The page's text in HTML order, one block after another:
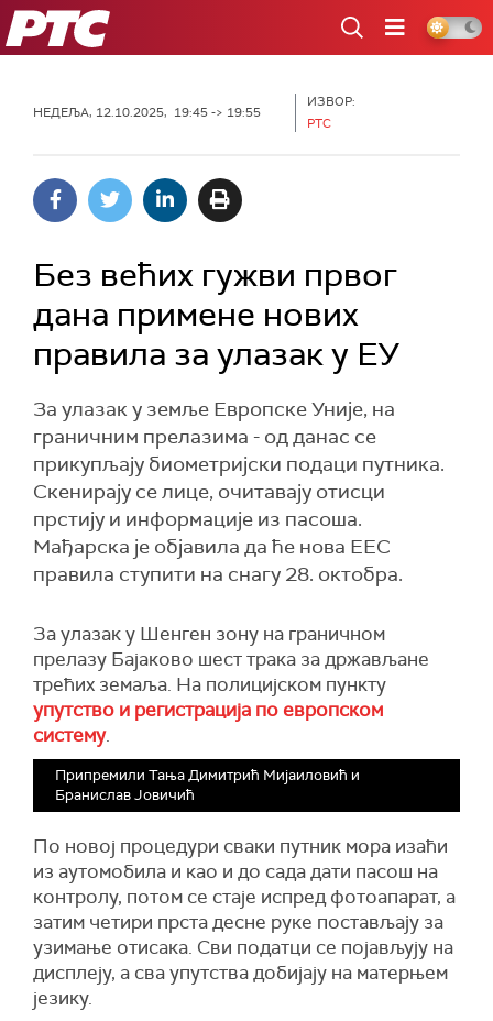
РТС
НЕДЕЉА, 12.10.2025, 19:45 -> 19:55
ИЗВОР:
РТС
Без већих гужви првог
дана примене нових
правила за улазак у ЕУ
За улазак у земље Европске Уније, на
граничним прелазима - од данас се
прикупљају биометријски подаци путника.
Скенирају се лице, очитавају отисци
прстију и информације из пасоша.
Мађарска је објавила да ће нова ЕЕС
правила ступити на снагу 28. октобра.
За улазак у Шенген зону на граничном
прелазу Бајаково шест трака за држављане
трећих земаља. На полицијском пункту
упутство и регистрација по европском
систему.
Припремили Тања Димитрић Мијаиловић и
Бранислав Јовичић
По новој процедури сваки путник мора изаћи
из аутомобила и као и до сада дати пасош на
контролу, потом се стаје испред фотоапарат, а
затим четири прста десне руке постављају за
узимање отисака. Сви податци се појављују на
дисплеју, а сва упутства добијају на матерњем
језику.